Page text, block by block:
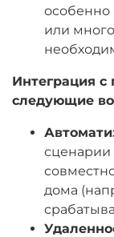
или
Интеграция
следующие
сценарии
дома